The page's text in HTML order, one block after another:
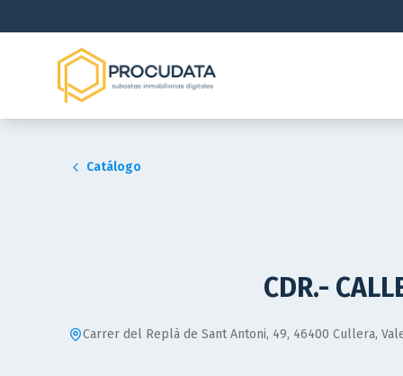
Catálogo
CDR.-
Carrer del Replà de Sant Antoni, 49, 46400 Cullera,